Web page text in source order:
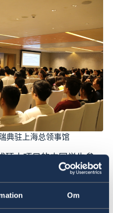
Om
典驻上海总领事馆
硕士项目的中国学生参
来自领馆的代表先为大
典生活的实用信息。之
了他们在瑞典的留学经
学、乌普萨拉大学、查